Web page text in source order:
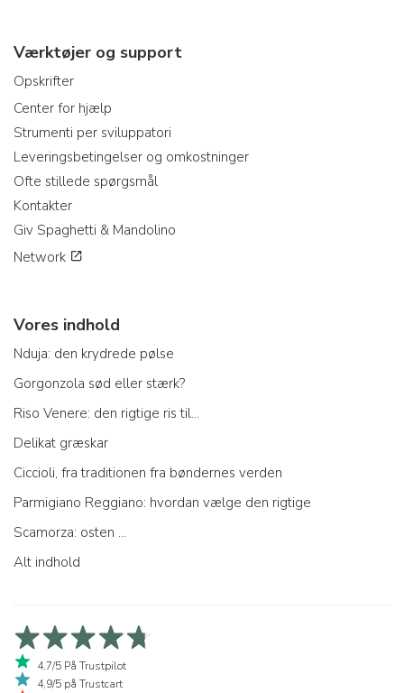
Værktøjer og support
Opskrifter
Center for hjælp
Strumenti per sviluppatori
Leveringsbetingelser og omkostninger
Ofte stillede spørgsmål
Kontakter
Giv Spaghetti & Mandolino
Network
Vores indhold
Nduja: den krydrede pølse
Gorgonzola sød eller stærk?
Riso Venere: den rigtige ris til...
Delikat græskar
Ciccioli, fra traditionen fra bøndernes verden
Parmigiano Reggiano: hvordan vælge den rigtige
Scamorza: osten ...
Alt indhold
4,7/5 På Trustpilot
4,9/5 på Trustcart